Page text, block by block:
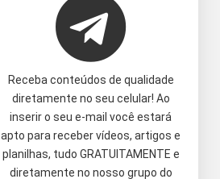
Receba conteúdos de qualidade
diretamente no seu celular! Ao
inserir o seu e-mail você estará
apto para receber vídeos, artigos e
planilhas, tudo GRATUITAMENTE e
diretamente no nosso grupo do